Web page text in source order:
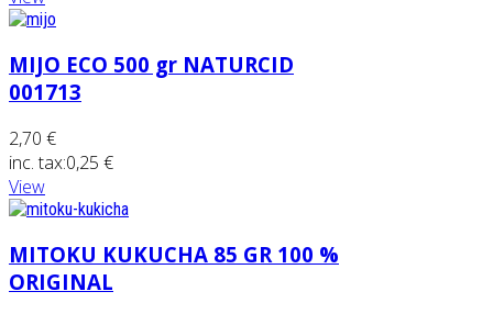
MIJO ECO 500 gr NATURCID
001713
2,70 €
inc. tax:0,25 €
View
MITOKU KUKUCHA 85 GR 100 %
ORIGINAL